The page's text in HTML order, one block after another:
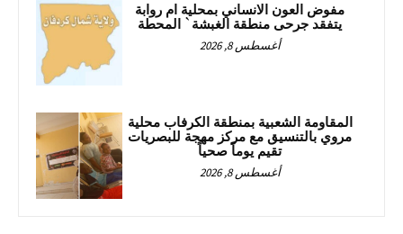
مفوض العون الانساني بمحلية ام روابة
يتفقد جرحى منطقة الغبشة` المحطة
أغسطس 8, 2026
المقاومة الشعبية بمنطقة الكرفاب محلية
مروي بالتنسيق مع مركز مهجة للبصريات
تقيم يوماً صحياً
أغسطس 8, 2026